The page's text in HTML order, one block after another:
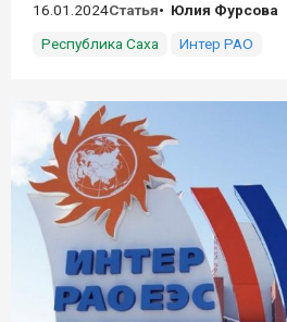
16.01.2024Статья
Юлия Фурсова
Республика Саха
Интер РАО